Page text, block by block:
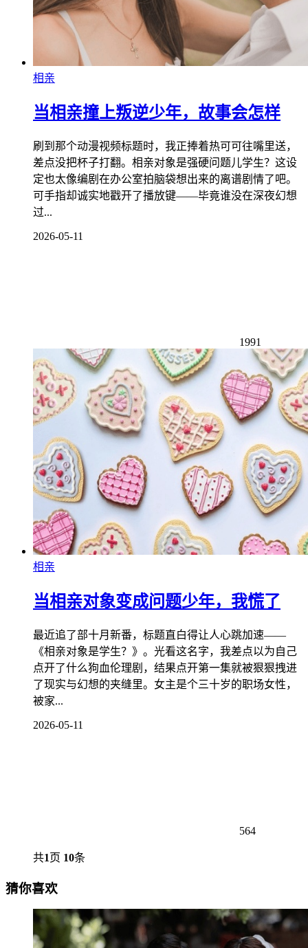
相亲
当相亲撞上叛逆少年，故事会怎样
刷到那个动漫视频标题时，我正捧着热可可往嘴里送，
差点没把杯子打翻。相亲对象是强硬问题儿学生？这设
定也太像编剧在办公室拍脑袋想出来的离谱剧情了吧。
可手指却诚实地戳开了播放键——毕竟谁没在深夜幻想
过...
2026-05-11
1991
相亲
当相亲对象变成问题少年，我慌了
最近追了部十月新番，标题直白得让人心跳加速——
《相亲对象是学生？》。光看这名字，我差点以为自己
点开了什么狗血伦理剧，结果点开第一集就被狠狠拽进
了现实与幻想的夹缝里。女主是个三十岁的职场女性，
被家...
2026-05-11
564
共1页 10条
猜你喜欢